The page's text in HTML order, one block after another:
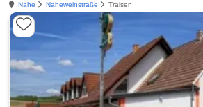
Nahe Naheweinstraße Traisen